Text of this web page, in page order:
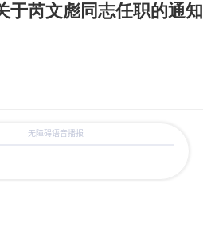
于芮文彪同志任职的通知